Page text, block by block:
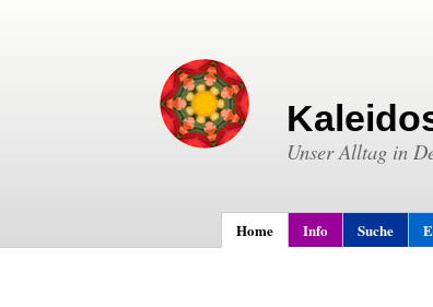
Unser Alltag in
Home Info Suche